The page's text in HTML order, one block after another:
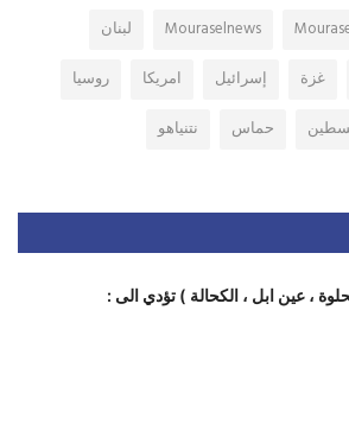
Mouraselnews
لبنان
غزة إسرائيل امريكا
روسيا
حماس نتنياهو
، عين ابل ، الكحالة ) تؤدي الى :